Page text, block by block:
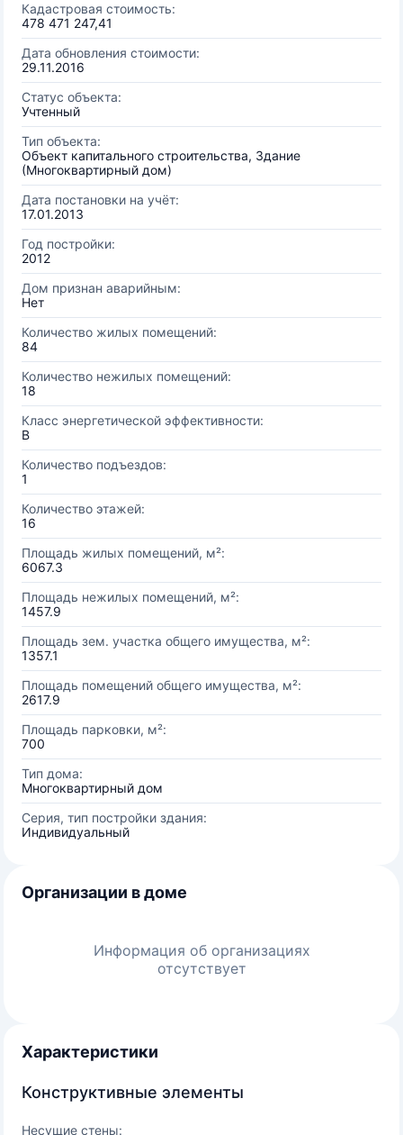
Кадастровая стоимость:
478 471 247,41
Дата обновления стоимости:
29.11.2016
Статус объекта:
Учтенный
Тип объекта:
Объект капитального строительства, Здание
(Многоквартирный дом)
Дата постановки на учёт:
17.01.2013
Год постройки:
2012
Дом признан аварийным:
Нет
Количество жилых помещений:
84
Количество нежилых помещений:
18
Класс энергетической эффективности:
B
Количество подъездов:
1
Количество этажей:
16
Площадь жилых помещений, м²:
6067.3
Площадь нежилых помещений, м²:
1457.9
Площадь зем. участка общего имущества, м²:
1357.1
Площадь помещений общего имущества, м²:
2617.9
Площадь парковки, м²:
700
Тип дома:
Многоквартирный дом
Серия, тип постройки здания:
Индивидуальный
Организации в доме
Информация об организациях
отсутствует
Характеристики
Конструктивные элементы
Несущие стены: